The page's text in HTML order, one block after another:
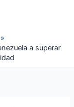
a superar